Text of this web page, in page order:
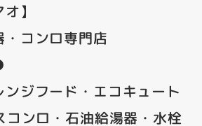
】
コンロ専門店
ジフード・エコキュート
コンロ・石油給湯器・水栓